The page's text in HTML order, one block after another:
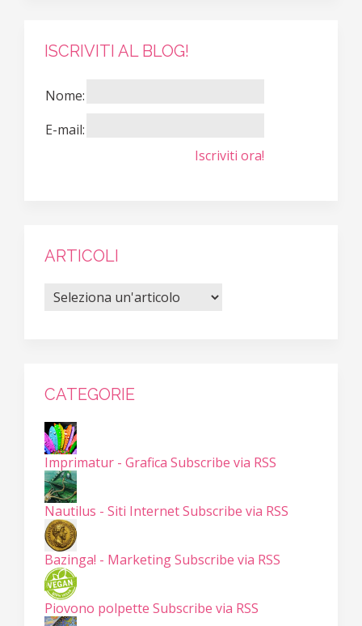
ISCRIVITI AL BLOG!
Nome:
E-mail:
Iscriviti ora!
ARTICOLI
CATEGORIE
Imprimatur - Grafica Subscribe via RSS
Nautilus - Siti InternetSubscribe via RSS
Bazinga! - MarketingSubscribe via RSS
Piovono polpette Subscribe via RSS